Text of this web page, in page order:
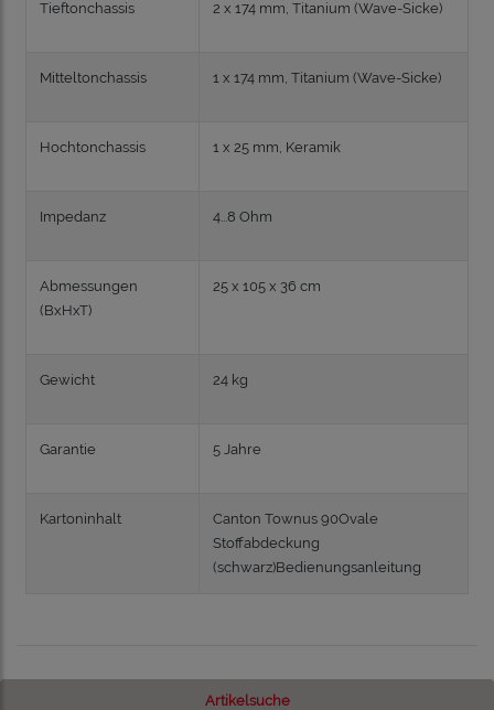
Tieftonchassis 2 x 174 mm, Titanium (Wave-Sicke)
Mitteltonchassis 1 x 174 mm, Titanium (Wave-Sicke)
Hochtonchassis 1 x 25 mm, Keramik
Impedanz 4...8 Ohm
Abmessungen
(BxHxT)
25 x 105 x 36 cm
Gewicht 24 kg
Garantie 5 Jahre
Kartoninhalt
Canton Townus 90Ovale
Stoffabdeckung
(schwarz)Bedienungsanleitung
Artikelsuche